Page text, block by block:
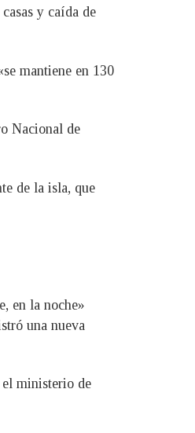
y caída de
mantiene en 130
Nacional de
de la isla, que
en la noche»
una nueva
ministerio de